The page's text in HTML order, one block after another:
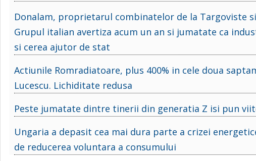
Donalam, proprietarul combinatelor de la Targoviste
Grupul italian avertiza acum un an si jumatate ca
si cerea ajutor de stat
Actiunile Romradiatoare, plus 400% in cele doua
Lucescu. Lichiditate redusa
Peste jumatate dintre tinerii din generatia Z isi pun
Ungaria a depasit cea mai dura parte a crizei
de reducerea voluntara a consumului